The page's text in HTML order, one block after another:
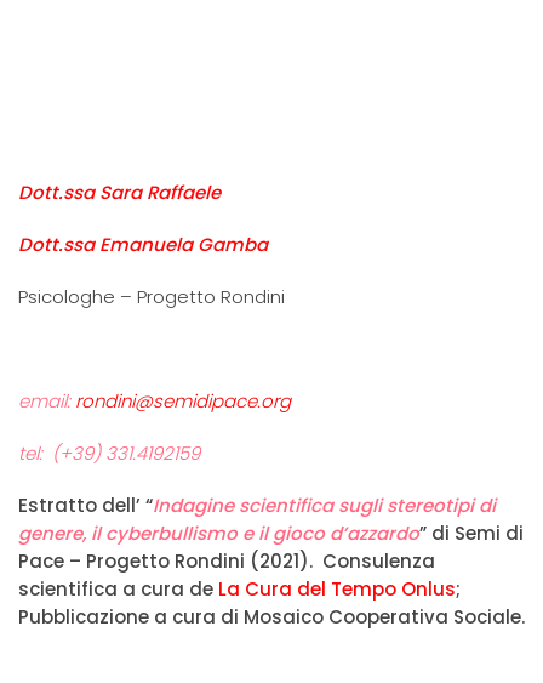
Dott.ssa Sara Raffaele
Dott.ssa Emanuela Gamba
Psicologhe – Progetto Rondini
email:rondini@semidipace.org
tel: (+39) 331.4192159
Estratto dell’ “Indagine scientifica sugli stereotipi di
genere, il cyberbullismo e il gioco d’azzardo” di Semi di
Pace – Progetto Rondini (2021). Consulenza
scientifica a cura de La Cura del Tempo Onlus;
Pubblicazione a cura di Mosaico Cooperativa Sociale.